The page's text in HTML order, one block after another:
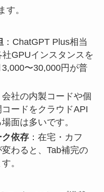
す。
：ChatGPT Plus相当
GPUインスタンスを
〜30,000円が普
会社の内製コードや個
ードをクラウドAPI
面は多いです。
依存：在宅・カフ
わると、Tab補完の
。